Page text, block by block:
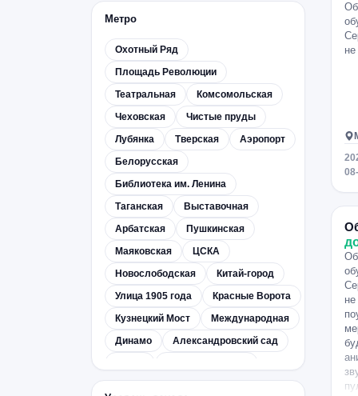
Кубинка
Электрогорск
Барвиха
Ватутинки
Московский
Салтыковка
Снегири
Сходня
Верея
Талдом
Немчиновка
мкрн. Кожухово
Голубое
Путилково
мкрн. Кучино
Метро
Охотный Ряд
Площадь Революции
Театральная
Комсомольская
Чеховская
Чистые пруды
Лубянка
Тверская
Аэропорт
Белорусская
Библиотека им. Ленина
Таганская
Выставочная
Арбатская
Пушкинская
Маяковская
ЦСКА
Новослободская
Китай-город
Улица 1905 года
Красные Ворота
Кузнецкий Мост
Международная
Динамо
Александровский сад